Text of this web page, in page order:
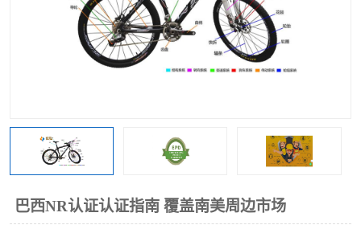
巴西NR认证认证指南 覆盖南美周边市场